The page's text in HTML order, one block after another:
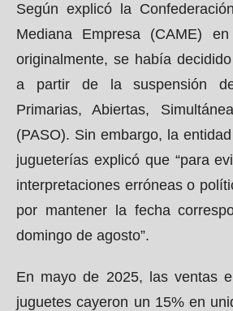
Según explicó la
Mediana Empresa (CAME)
originalmente, se había
a partir de la suspensión
Primarias, Abiertas,
(PASO). Sin embargo, la
jugueterías explicó que “para
interpretaciones erróneas o
por mantener la fecha
domingo de agosto”.
En mayo de 2025, las ventas
juguetes cayeron un 15% en